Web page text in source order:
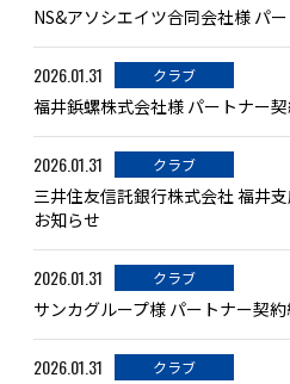
NS&アソシエイツ合同会社様 パ
2026.01.31 クラブ
福井鋲螺株式会社様 パートナー
2026.01.31 クラブ
三井住友信託銀行株式会社 福井
お知らせ
2026.01.31 クラブ
サンカグループ様 パートナー契
2026.01.31 クラブ